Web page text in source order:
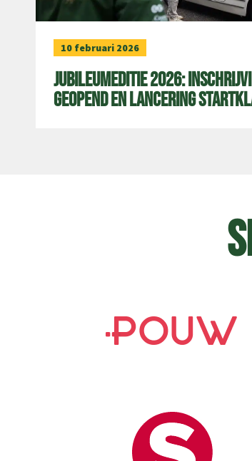
10 februari 2026
Jubileumeditie 2026:
geopend en lancering